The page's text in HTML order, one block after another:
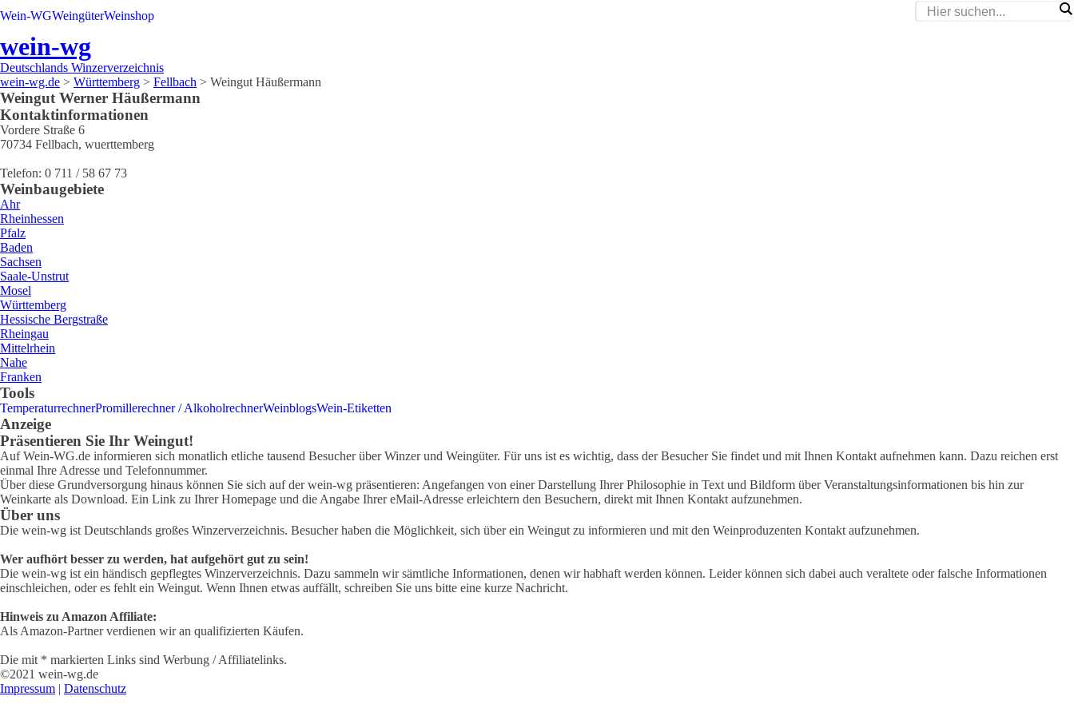
Wein-WGWeingüterWeinshop
wein-wg
Deutschlands Winzerverzeichnis
wein-wg.de > Württemberg > Fellbach > Weingut Häußermann
Weingut Werner Häußermann
Kontaktinformationen
Vordere Straße 6
70734 Fellbach, wuerttemberg
Telefon: 0 711 / 58 67 73
Weinbaugebiete
Ahr
Rheinhessen
Pfalz
Baden
Sachsen
Saale-Unstrut
Mosel
Württemberg
Hessische Bergstraße
Rheingau
Mittelrhein
Nahe
Franken
Tools
TemperaturrechnerPromillerechner / AlkoholrechnerWeinblogsWein-Etiketten
Anzeige
Präsentieren Sie Ihr Weingut!
Auf Wein-WG.de informieren sich monatlich etliche tausend Besucher über Winzer und Weingüter. Für uns ist es wichtig, dass der Besucher Sie findet und mit Ihnen Kontakt aufnehmen kann. Dazu reichen erst
einmal Ihre Adresse und Telefonnummer.
Über diese Grundversorgung hinaus können Sie sich auf der wein-wg präsentieren: Angefangen von einer Darstellung Ihrer Philosophie in Text und Bildform über Veranstaltungsinformationen bis hin zur
Weinkarte als Download. Ein Link zu Ihrer Homepage und die Angabe Ihrer eMail-Adresse erleichtern den Besuchern, direkt mit Ihnen Kontakt aufzunehmen.
Über uns
Die wein-wg ist Deutschlands großes Winzerverzeichnis. Besucher haben die Möglichkeit, sich über ein Weingut zu informieren und mit den Weinproduzenten Kontakt aufzunehmen.
Wer aufhört besser zu werden, hat aufgehört gut zu sein!
Die wein-wg ist ein händisch gepflegtes Winzerverzeichnis. Dazu sammeln wir sämtliche Informationen, denen wir habhaft werden können. Leider können sich dabei auch veraltete oder falsche Informationen
einschleichen, oder es fehlt ein Weingut. Wenn Ihnen etwas auffällt, schreiben Sie uns bitte eine kurze Nachricht.
Hinweis zu Amazon Affiliate:
Als Amazon-Partner verdienen wir an qualifizierten Käufen.
Die mit * markierten Links sind Werbung / Affiliatelinks.
©2021 wein-wg.de
Impressum | Datenschutz